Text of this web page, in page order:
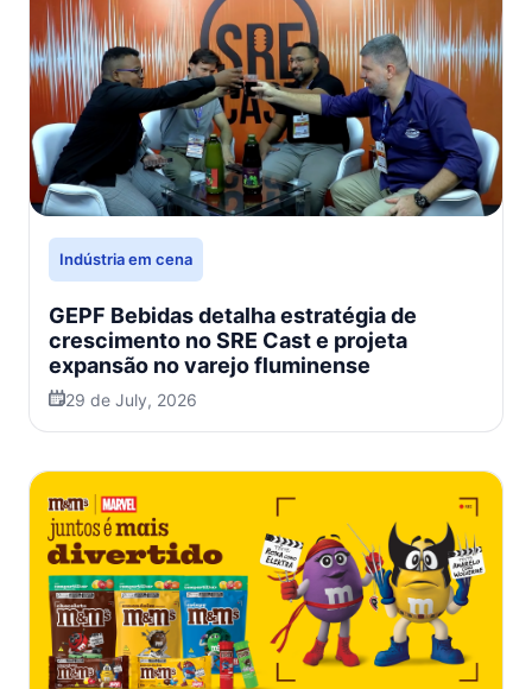
Indústria em cena
GEPF Bebidas detalha estratégia de
crescimento no SRE Cast e projeta
expansão no varejo fluminense
29 de July, 2026